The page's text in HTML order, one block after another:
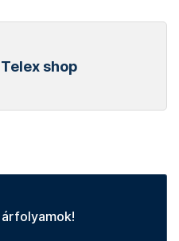
Telex shop